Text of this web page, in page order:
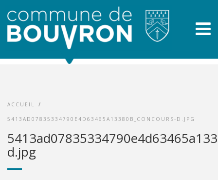
ACCUEIL /
5413AD07835334790E4D63465A13380B_CONCOURS-D.JPG
d.jpg